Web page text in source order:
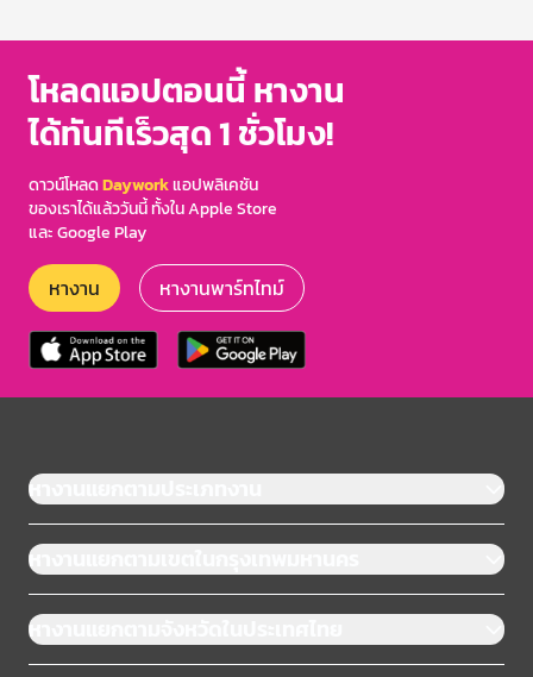
โหลดแอปตอนนี้ หางาน
ได้ทันทีเร็วสุด 1 ชั่วโมง!
ดาวน์โหลดDayworkแอปพลิเคชัน
ของเราได้แล้ววันนี้ ทั้งใน Apple Store
และ Google Play
หางาน หางานพาร์ทไทม์
หางานแยกตามประเภทงาน
หางานแยกตามเขตในกรุงเทพมหานคร
หางานแยกตามจังหวัดในประเทศไทย